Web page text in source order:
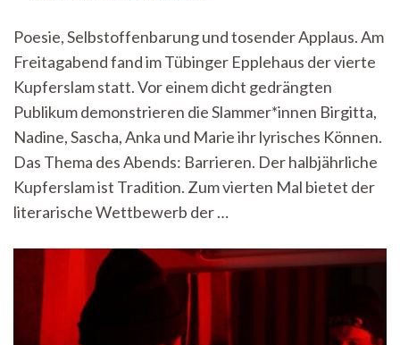
Kupferslam:
Eine
Herzensangelegenheit
Poesie, Selbstoffenbarung und tosender Applaus. Am
Freitagabend fand im Tübinger Epplehaus der vierte
Kupferslam statt. Vor einem dicht gedrängten
Publikum demonstrieren die Slammer*innen Birgitta,
Nadine, Sascha, Anka und Marie ihr lyrisches Können.
Das Thema des Abends: Barrieren. Der halbjährliche
Kupferslam ist Tradition. Zum vierten Mal bietet der
literarische Wettbewerb der …